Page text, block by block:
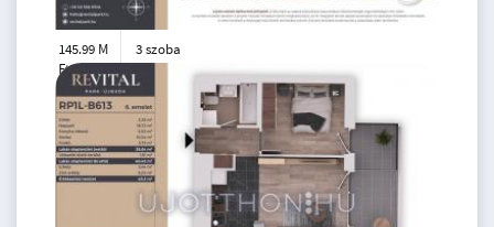
145.99 M
Ft
61 m2
3 szoba
9. emelet